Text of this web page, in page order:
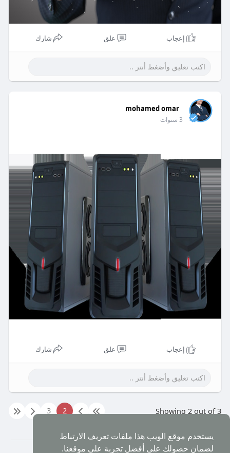
يستخدم موقع الويب هذا ملفات تعريف الارتباط
لضمان حصولك على أفضل تجربة على موقعنا.
إعجاب علق شارك
mohamed omar
3 سنوات
إعجاب علق شارك
Showing 2 out of 3
2
3